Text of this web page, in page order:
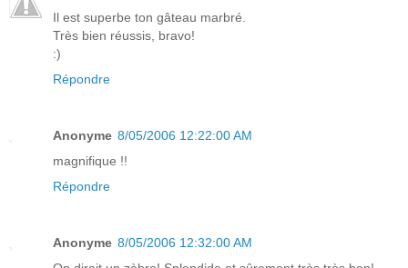
Il est superbe ton gâteau marbré.
Très bien réussis, bravo!
:)
Répondre
Anonyme 8/05/2006 12:22:00 AM
magnifique !!
Répondre
Anonyme 8/05/2006 12:32:00 AM